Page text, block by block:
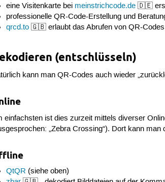
eine Visitenkarte bei meinstrichcode.de🇩🇪
professionelle QR-Code-Erstellung und
qrcd.to🇬🇧 erlaubt das Abrufen von QR-Codes
(entschlüsseln)
kann man QR-Codes auch wieder
einfachsten ist dies zurzeit mittels diverser
„Zebra Crossing“). Dort kann
QtQR (siehe oben)